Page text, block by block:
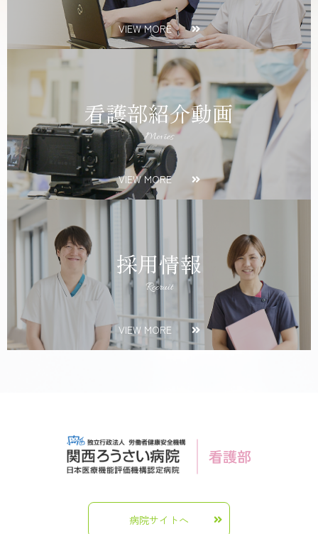
VIEW MORE
看護部紹介動画
Movies
VIEW MORE
採用情報
Recruit
VIEW MORE
病院サイトへ